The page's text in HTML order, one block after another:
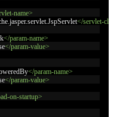
name>
</servlet-class>
</param-name>
</param-value>
</param-name>
</param-value>
on-startup>